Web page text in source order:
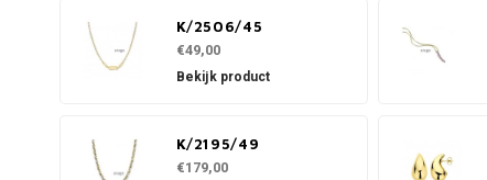
K/2506/45
€49,00
Bekijk product
K/2195/49
€179,00